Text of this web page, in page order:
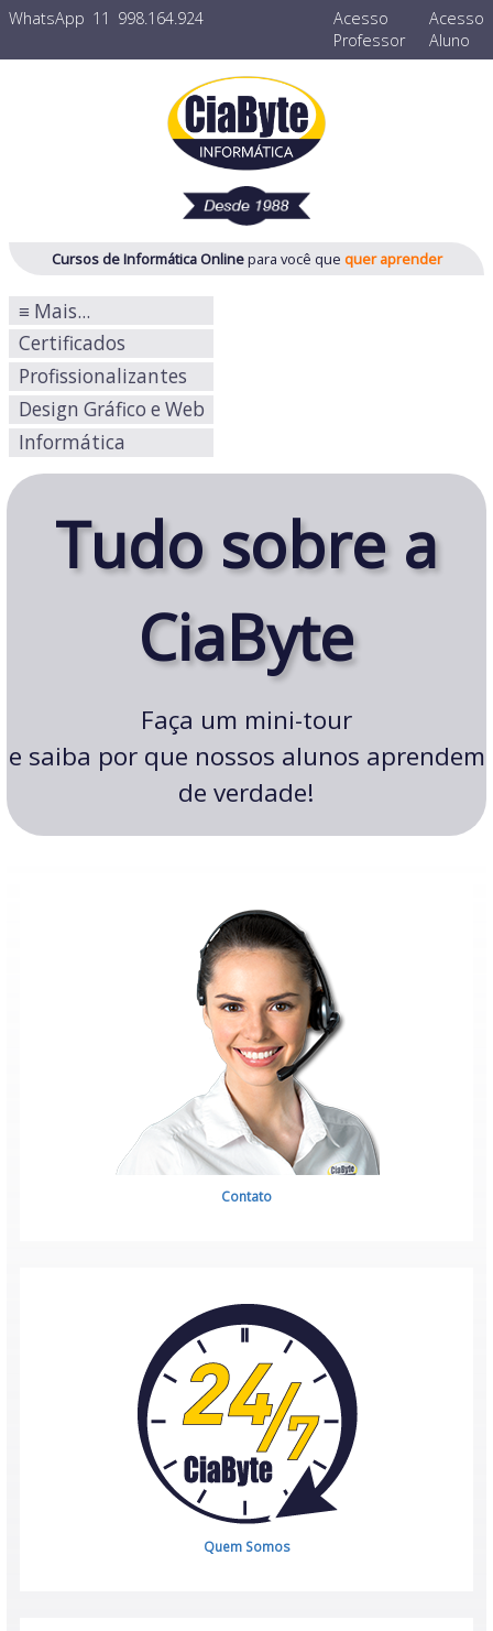
Acesso
Aluno
Acesso
Professor
WhatsApp 11 998.164.924
Cursos de Informática Onlinepara você que quer aprender
≡ Mais...
Certificados
Profissionalizantes
Design Gráfico e Web
Informática
Tudo sobre a
CiaByte
Faça um mini-tour
e saiba por que nossos alunos aprendem
de verdade!
Contato
Quem Somos